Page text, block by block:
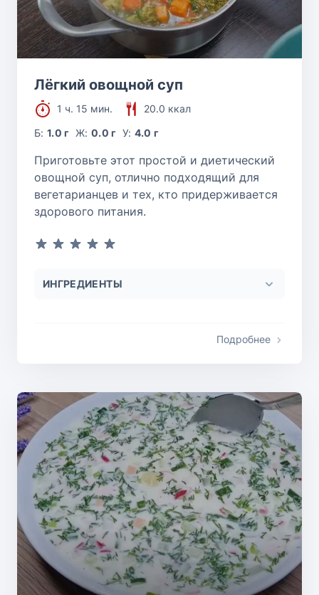
Лёгкий овощной суп
1 ч. 15 мин.
20.0 ккал
Б:1.0 г Ж: 0.0 г У: 4.0 г
Приготовьте этот простой и диетический
овощной суп, отлично подходящий для
вегетарианцев и тех, кто придерживается
здорового питания.
ИНГРЕДИЕНТЫ
Подробнее